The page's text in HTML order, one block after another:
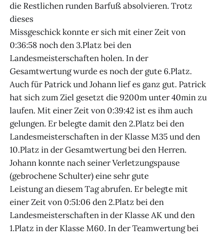
die Restlichen runden Barfuß absolvieren. Trotz
dieses
Missgeschick konnte er sich mit einer Zeit von
0:36:58 noch den 3.Platz bei den
Landesmeisterschaften holen. In der
Gesamtwertung wurde es noch der gute 6.Platz.
Auch für Patrick und Johann lief es ganz gut. Patrick
hat sich zum Ziel gesetzt die 9200m unter 40min zu
laufen. Mit einer Zeit von 0:39:42 ist es ihm auch
gelungen. Er belegte damit den 2.Platz bei den
Landesmeisterschaften in der Klasse M35 und den
10.Platz in der Gesamtwertung bei den Herren.
Johann konnte nach seiner Verletzungspause
(gebrochene Schulter) eine sehr gute
Leistung an diesem Tag abrufen. Er belegte mit
einer Zeit von 0:51:06 den 2.Platz bei den
Landesmeisterschaften in der Klasse AK und den
1.Platz in der Klasse M60. In der Teamwertung bei